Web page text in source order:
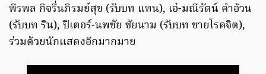
พีรพล กิจรื่นภิรมย์สุข (รับบท แทน), เอ๋-มณีรัตน์ คำอ้วน
(รับบท ริน), ปีเตอร์-นพชัย ชัยนาม (รับบท ชายโรคจิต),
ร่วมด้วยนักแสดงอีกมากมาย